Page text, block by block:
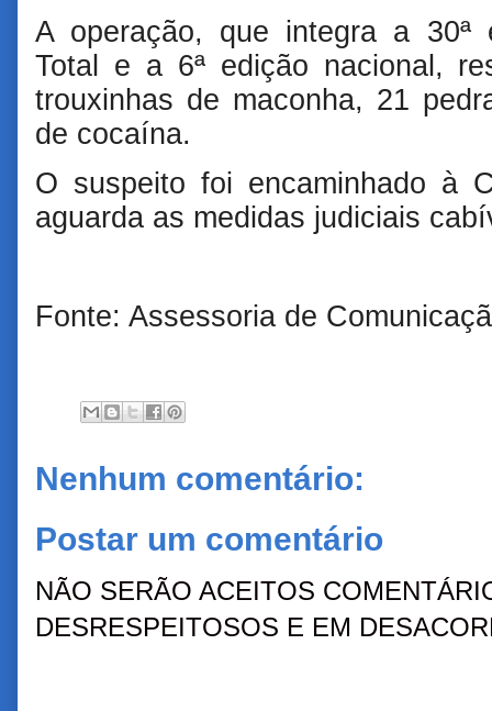
A operação, que integra a 30ª
Total e a 6ª edição nacional,
trouxinhas de maconha, 21
de cocaína.
O suspeito foi encaminhado à
aguarda as medidas judiciais
Fonte: Assessoria de
Nenhum comentário:
Postar um comentário
NÃO SERÃO ACEITOS
DESRESPEITOSOS E EM